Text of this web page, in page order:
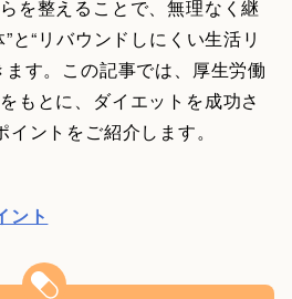
を整えることで、無理なく継
と“リバウンドしにくい生活リ
ます。この記事では、厚生労働
もとに、ダイエットを成功さ
ントをご紹介します。
ント